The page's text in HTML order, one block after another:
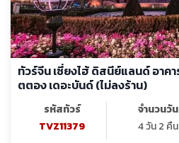
ทัวร์จีน เซี่ยงไฮ้ ดิสนีย์แลนด์ อาค
ตตอง เดอะบันด์ (ไม่ลงร้าน)
รหัสทัวร์
TVZ11379
จำนวนวัน
4 วัน 2 คืน